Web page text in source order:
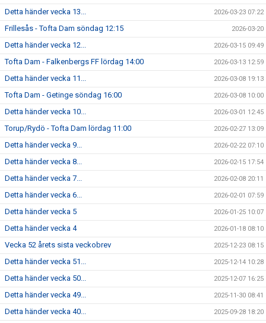
Detta händer vecka 13... 2026-03-23 07:22
Frillesås - Tofta Dam söndag 12:15 2026-03-20
Detta händer vecka 12... 2026-03-15 09:49
Tofta Dam - Falkenbergs FF lördag 14:00 2026-03-13 12:59
Detta händer vecka 11... 2026-03-08 19:13
Tofta Dam - Getinge söndag 16:00 2026-03-08 10:00
Detta händer vecka 10... 2026-03-01 12:45
Torup/Rydö - Tofta Dam lördag 11:00 2026-02-27 13:09
Detta händer vecka 9... 2026-02-22 07:10
Detta händer vecka 8... 2026-02-15 17:54
Detta händer vecka 7... 2026-02-08 20:11
Detta händer vecka 6... 2026-02-01 07:59
Detta händer vecka 5 2026-01-25 10:07
Detta händer vecka 4 2026-01-18 08:10
Vecka 52 årets sista veckobrev 2025-12-23 08:15
Detta händer vecka 51... 2025-12-14 10:28
Detta händer vecka 50... 2025-12-07 16:25
Detta händer vecka 49... 2025-11-30 08:41
Detta händer vecka 40... 2025-09-28 18:20